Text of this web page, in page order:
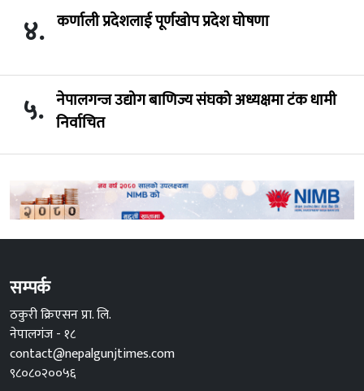
४. कर्णाली प्रदेशलाई पूर्णखोप प्रदेश घोषणा
५. नेपालगन्ज उद्योग बाणिज्य संघको अध्यक्षमा टंक धामी
निर्वाचित
सम्पर्क
ठकुरी क्रिएसन प्रा. लि.
नेपालगंज - १८
contact@nepalgunjtimes.com
९८०८०२००५६